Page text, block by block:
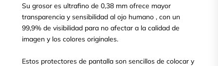
Su grosor es ultrafino de 0,38 mm ofrece mayor
transparencia y sensibilidad al ojo humano , con un
99,9% de visibilidad para no afectar a la calidad de
imagen y los colores originales.
Estos protectores de pantalla son sencillos de colocar y